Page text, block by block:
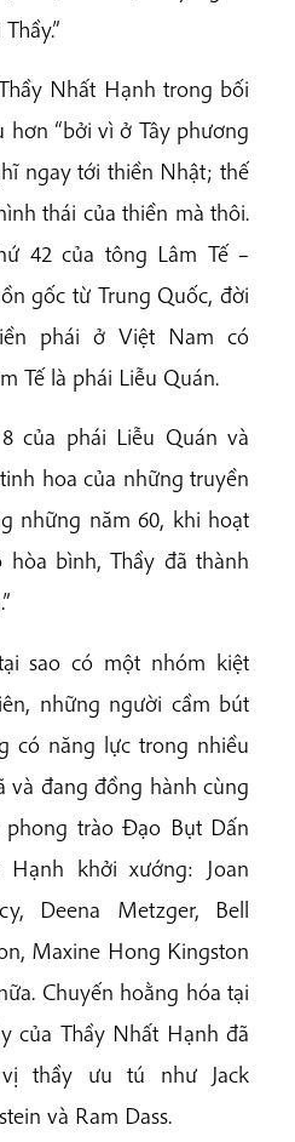
Nhất Hạnh trong bối
hơn “bởi vì ở Tây phương
ngay tới thiền Nhật; thế
thái của thiền mà thôi.
42 của tông Lâm Tế –
gốc từ Trung Quốc, đời
phái ở Việt Nam có
Tế là phái Liễu Quán.
của phái Liễu Quán và
hoa của những truyền
những năm 60, khi hoạt
bình, Thầy đã thành
sao có một nhóm kiệt
những người cầm bút
có năng lực trong nhiều
và đang đồng hành cùng
trào Đạo Bụt Dấn
khởi xướng: Joan
Deena Metzger, Bell
Maxine Hong Kingston
Chuyến hoằng hóa tại
của Thầy Nhất Hạnh đã
thầy ưu tú như Jack
và Ram Dass.